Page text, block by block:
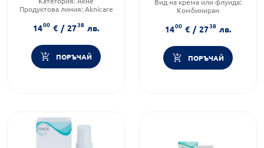
Продуктова линия: Aknicare
1400 € / 2738 лв.
ПОРЪЧАЙ
Комбиниран
козметика
Форма на продукта:крем
1400 € / 2738 лв.
ПОРЪЧАЙ